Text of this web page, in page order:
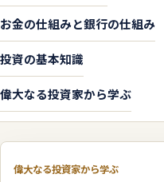
お金の仕組みと銀行の仕組み
投資の基本知識
偉大なる投資家から学ぶ
偉大なる投資家から学ぶ